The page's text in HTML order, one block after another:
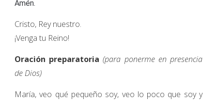
Amén.
Cristo, Rey nuestro.
¡Venga tu Reino!
Oración preparatoria (para ponerme en presencia
de Dios)
María, veo qué pequeño soy, veo lo poco que soy y